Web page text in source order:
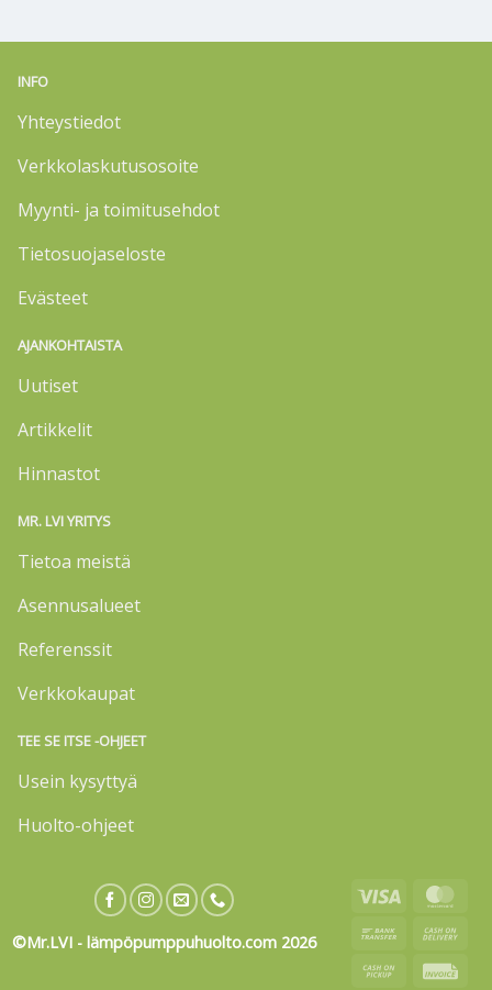
INFO
Yhteystiedot
Verkkolaskutusosoite
Myynti- ja toimitusehdot
Tietosuojaseloste
Evästeet
AJANKOHTAISTA
Uutiset
Artikkelit
Hinnastot
MR. LVI YRITYS
Tietoa meistä
Asennusalueet
Referenssit
Verkkokaupat
TEE SE ITSE -OHJEET
Usein kysyttyä
Huolto-ohjeet
©Mr.LVI - lämpöpumppuhuolto.com 2026
Visa
Bank
Cash